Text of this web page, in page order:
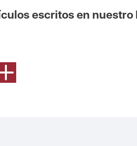
escritos en nuestro